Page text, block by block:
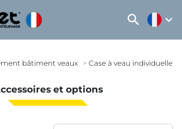
search expand_more
bâtiment veaux Case à veau individuelle
et options